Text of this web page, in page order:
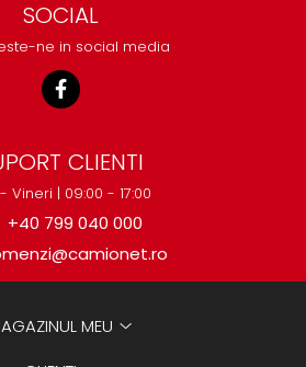
SOCIAL
ne in social media
CLIENTI
Vineri | 09:00 - 17:00
+40 799 040 000
MEU